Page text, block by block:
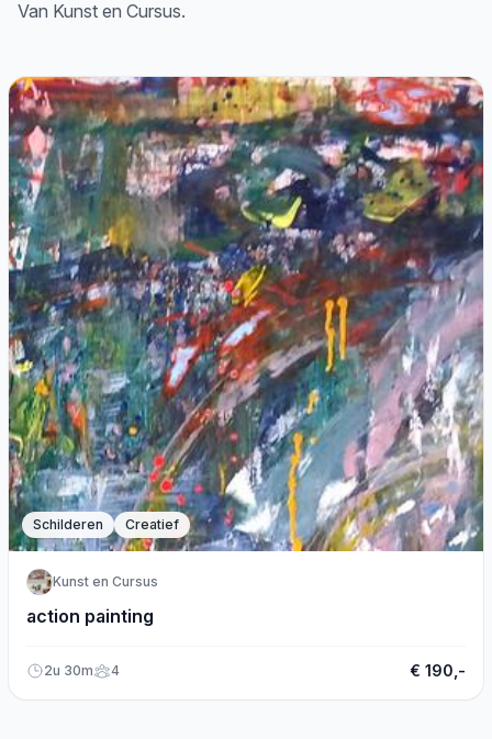
Van Kunst en Cursus.
Schilderen Creatief
Kunst en Cursus
action painting
2u 30m 4 € 190,-